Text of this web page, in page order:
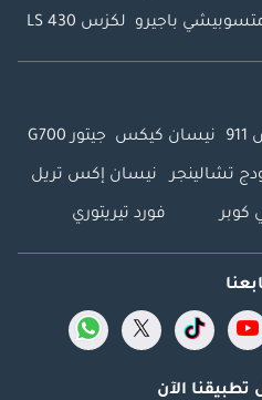
باجيرو لكزس LS 430
نيسان كيكس جيتور G700
تشالينجر نيسان إكس تريل
كوبر فورد تيريتوري
الآن